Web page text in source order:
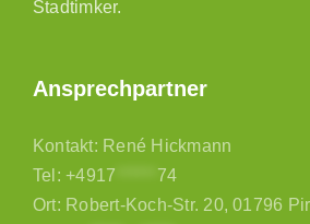
Stadtimker.
Ansprechpartner
Kontakt: René Hickmann
Tel:+4917
74
Ort: Robert-Koch-Str. 20, 01796